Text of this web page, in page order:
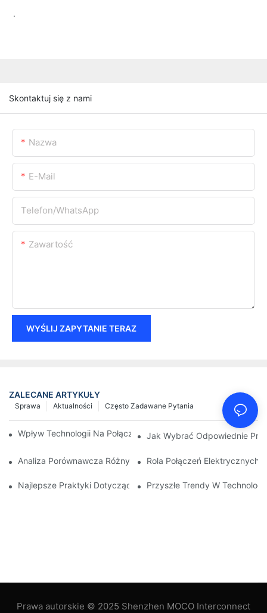
.
Skontaktuj się z nami
Nazwa
E-Mail
Telefon/WhatsApp
Zawartość
WYŚLIJ ZAPYTANIE TERAZ
ZALECANE ARTYKUŁY
Często Zadawane Pytania
Aktualności
Sprawa
Wpływ Technologii Na Połączenia Elektryczne W Elektronice
Jak Wybrać Odpowiednie
Analiza Porównawcza Różnych Typów Połączeń Elektrycznych
Rola Połączeń Elektrycznych
Najlepsze Praktyki Dotyczące Utrzymania Połączeń
Przyszłe Trendy W
Prawa autorskie © 2025 Shenzhen MOCO Interconnect